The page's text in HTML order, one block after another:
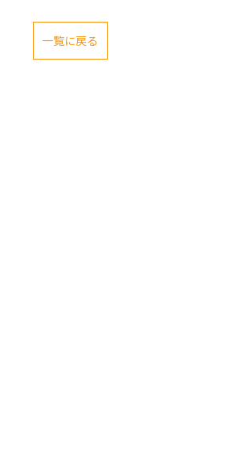
一覧に戻る